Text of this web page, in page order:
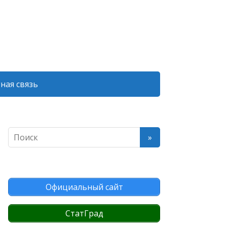
связь
Официальный сайт
СтатГрад